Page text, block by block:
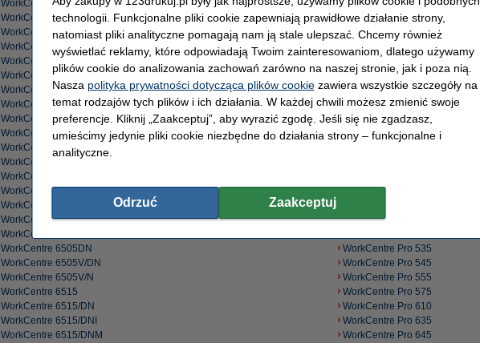
WorkCentre 5865i
WorkCentre 5875
WorkCentre 5875i
WorkCentre 5890
WorkCentre 5890i
WorkCentre 5945
WorkCentre 5945i
WorkCentre 5955
WorkCentre 5955i
WorkCentre 6015
WorkCentre 6015V/B
WorkCentre 6015V/N
WorkCentre 6015V/NI
WorkCentre 6025
WorkCentre 6027
WorkCentre 6400
WorkCentre 6505
WorkCentre 6505DN
WorkCentre 6505V/DN
WorkCentre 6505V/N
WorkCentre 6515
WorkCentre 6515/DN
WorkCentre 6515/DNI
WorkCentre 6515/DNM
WorkCentre Pro 416 DE
WorkCentre Pro 416 E
WorkCentre Pro 416DC
WorkCentre Pro 416Pi
WorkCentre Pro 416Si
WorkCentre Pro 421 DE
WorkCentre Pro 421 DEI
WorkCentre Pro 421 E
WorkCentre Pro 421 PI
WorkCentre Pro 423
WorkCentre Pro 428
WorkCentre Pro 428 Pi
WorkCentre Pro 535
WorkCentre Pro 545
WorkCentre Pro 555
WorkCentre Pro 575
WorkCentre Pro 610
WorkCentre Pro 635
WorkCentre Pro 645
technologii. Funkcjonalne pliki cookie zapewniają prawidłowe działanie strony,
natomiast pliki analityczne pomagają nam ją stale ulepszać. Chcemy również
wyświetlać reklamy, które odpowiadają Twoim zainteresowaniom, dlatego używamy
plików cookie do analizowania zachowań zarówno na naszej stronie, jak i poza nią.
Nasza polityka prywatności dotycząca plików cookiezawiera wszystkie szczegóły na
temat rodzajów tych plików i ich działania. W każdej chwili możesz zmienić swoje
preferencje. Kliknij „Zaakceptuj”, aby wyrazić zgodę. Jeśli się nie zgadzasz,
umieścimy jedynie pliki cookie niezbędne do działania strony – funkcjonalne i
analityczne.
Odrzuć Zaakceptuj